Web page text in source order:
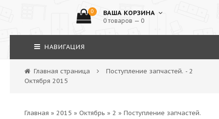
0 ВАША КОРЗИНА
0 товаров — 0
НАВИГАЦИЯ
Главная страница
Поступление запчастей. - 2
Октября 2015
Главная » 2015 » Октябрь » 2 » Поступление запчастей.